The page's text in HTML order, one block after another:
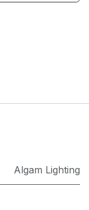
Algam Lighting